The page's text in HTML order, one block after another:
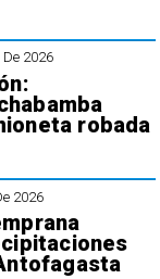
2026
robada
2026